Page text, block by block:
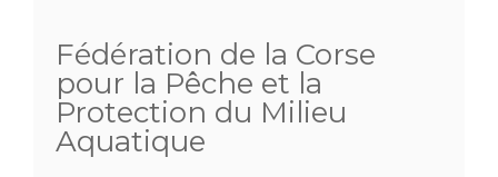
Fédération de la Corse
pour la Pêche et la
Protection du Milieu
Aquatique